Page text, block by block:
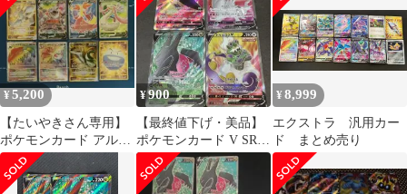
¥5,200
【たいやきさん専用】
ポケモンカード アルセ
ウスVSTAR等
UR.HR.SR8枚
¥900
【最終値下げ・美品】
ポケモンカード V SR 4
枚セット
¥8,999
エクストラ 汎用カー
ド まとめ売り